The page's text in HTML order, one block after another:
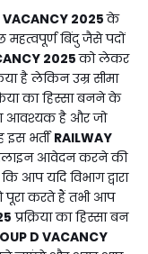
VACANCY 2025के
बिंदु जैसे पदों
2025को लेकर
है लेकिन उम्र सीमा
का हिस्सा बनने के
आवश्यक है और जो
इस भर्तीRAILWAY
आवेदन करने की
आप यदि विभाग द्वारा
पूरा करते हैं तभी आप
प्रक्रिया का हिस्सा बन
D VACANCY